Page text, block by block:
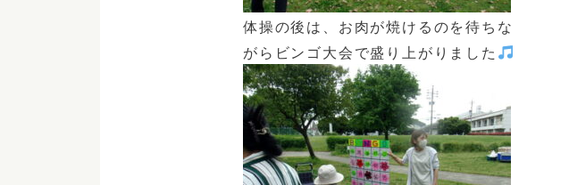
体操の後は、お肉が焼けるのを待ちな
がら ビンゴ大会で盛り上がりました